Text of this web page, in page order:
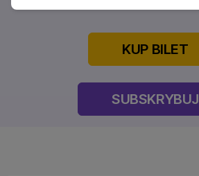
KUP BILET
SUBSKRYBUJ